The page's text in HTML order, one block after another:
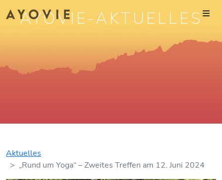
AYOVIE-AKTUELLES
Aktuelles
„Rund um Yoga“ – Zweites Treffen am 12. Juni 2024